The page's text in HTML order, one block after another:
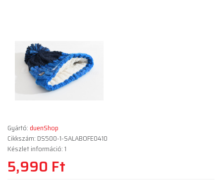
Gyártó:duenShop
Cikkszám: DS500-1-SALABOFE0410
Készlet információ: 1
5,990 Ft